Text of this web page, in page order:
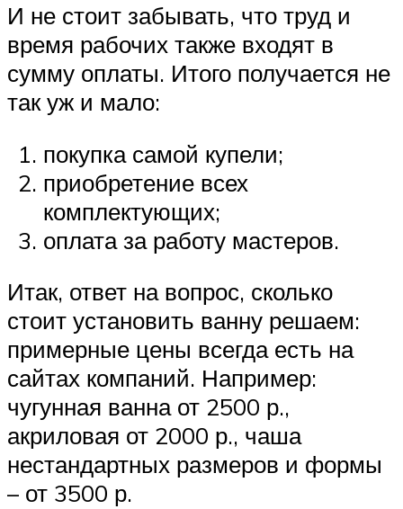
И не стоит забывать, что труд и
время рабочих также входят в
сумму оплаты. Итого получается не
так уж и мало:
покупка самой купели;
приобретение всех
комплектующих;
оплата за работу мастеров.
Итак, ответ на вопрос, сколько
стоит установить ванну решаем:
примерные цены всегда есть на
сайтах компаний. Например:
чугунная ванна от 2500 р.,
акриловая от 2000 р., чаша
нестандартных размеров и формы
– от 3500 р.